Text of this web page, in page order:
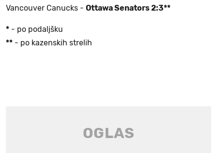
Vancouver Canucks - Ottawa Senators 2:3**
* - po podaljšku
** - po kazenskih strelih